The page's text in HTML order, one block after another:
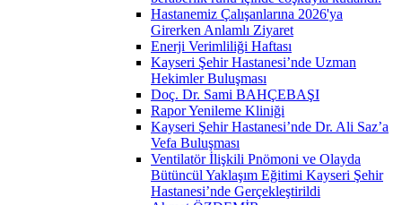
Hastanemiz Çalışanlarına 2026'ya
Girerken Anlamlı Ziyaret
Enerji Verimliliği Haftası
Kayseri Şehir Hastanesi’nde Uzman
Hekimler Buluşması
Doç. Dr. Sami BAHÇEBAŞI
Rapor Yenileme Kliniği
Kayseri Şehir Hastanesi’nde Dr. Ali Saz’a
Vefa Buluşması
Ventilatör İlişkili Pnömoni ve Olayda
Bütüncül Yaklaşım Eğitimi Kayseri Şehir
Hastanesi’nde Gerçekleştirildi